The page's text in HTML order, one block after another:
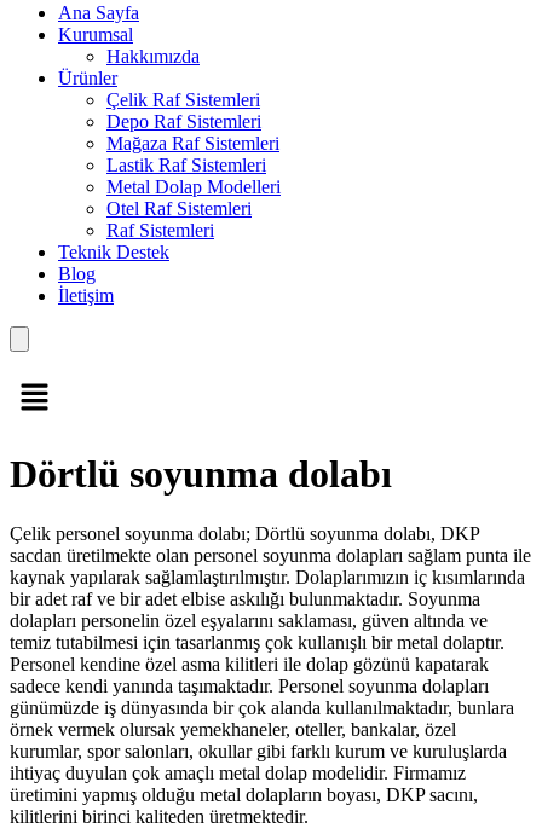
Ana Sayfa
Kurumsal
Hakkımızda
Ürünler
Çelik Raf Sistemleri
Depo Raf Sistemleri
Mağaza Raf Sistemleri
Lastik Raf Sistemleri
Metal Dolap Modelleri
Otel Raf Sistemleri
Raf Sistemleri
Teknik Destek
Blog
İletişim
Dörtlü soyunma dolabı
Çelik personel soyunma dolabı; Dörtlü soyunma dolabı, DKP
sacdan üretilmekte olan personel soyunma dolapları sağlam punta ile
kaynak yapılarak sağlamlaştırılmıştır. Dolaplarımızın iç kısımlarında
bir adet raf ve bir adet elbise askılığı bulunmaktadır. Soyunma
dolapları personelin özel eşyalarını saklaması, güven altında ve
temiz tutabilmesi için tasarlanmış çok kullanışlı bir metal dolaptır.
Personel kendine özel asma kilitleri ile dolap gözünü kapatarak
sadece kendi yanında taşımaktadır. Personel soyunma dolapları
günümüzde iş dünyasında bir çok alanda kullanılmaktadır, bunlara
örnek vermek olursak yemekhaneler, oteller, bankalar, özel
kurumlar, spor salonları, okullar gibi farklı kurum ve kuruluşlarda
ihtiyaç duyulan çok amaçlı metal dolap modelidir. Firmamız
üretimini yapmış olduğu metal dolapların boyası, DKP sacını,
kilitlerini birinci kaliteden üretmektedir.